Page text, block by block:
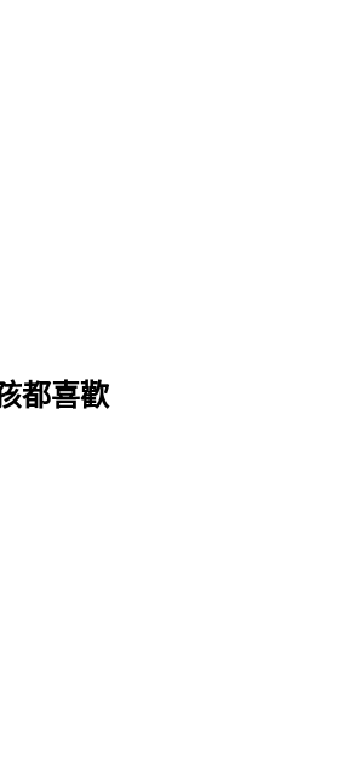
都喜歡